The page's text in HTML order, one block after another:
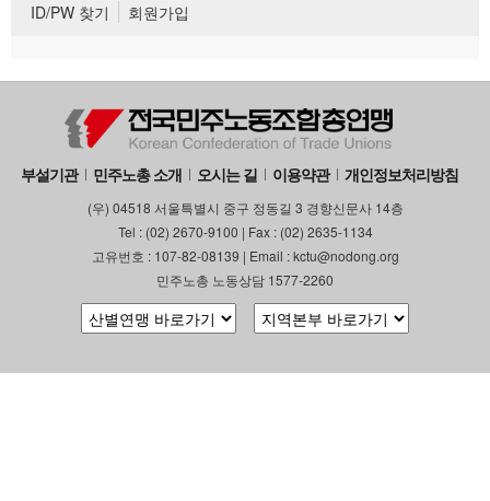
ID/PW 찾기 회원가입
부설기관 민주노총 소개 오시는 길 이용약관 개인정보처리방침
(우) 04518 서울특별시 중구 정동길 3 경향신문사 14층
Tel : (02) 2670-9100 | Fax : (02) 2635-1134
고유번호 : 107-82-08139 | Email : kctu@nodong.org
민주노총 노동상담 1577-2260